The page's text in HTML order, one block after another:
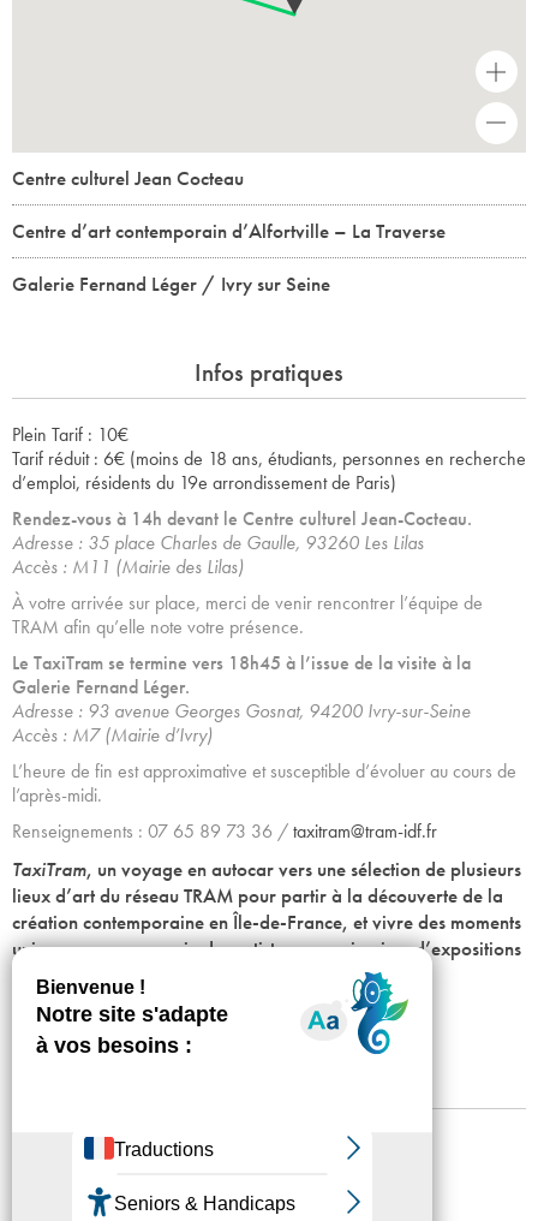
+
Centre culturel Jean Cocteau
Centre d’art contemporain d’Alfortville – La Traverse
Galerie Fernand Léger / Ivry sur Seine
Infos pratiques
Plein Tarif : 10€
Tarif réduit : 6€ (moins de 18 ans, étudiants, personnes en recherche
d’emploi, résidents du 19e arrondissement de Paris)
Rendez-vous à 14h devant le Centre culturel Jean-Cocteau.
Adresse : 35 place Charles de Gaulle, 93260 Les Lilas
Accès : M11 (Mairie des Lilas)
À votre arrivée sur place, merci de venir rencontrer l’équipe de
TRAM afin qu’elle note votre présence.
Le TaxiTram se termine vers 18h45 à l’issue de la visite à la
Galerie Fernand Léger.
Adresse : 93 avenue Georges Gosnat, 94200 Ivry-sur-Seine
Accès : M7 (Mairie d’Ivry)
L’heure de fin est approximative et susceptible d’évoluer au cours de
l’après-midi.
Renseignements : 07 65 89 73 36 /taxitram@tram-idf.fr
TaxiTram, un voyage en autocar vers une sélection de plusieurs
lieux d’art du réseau TRAM pour partir à la découverte de la
création contemporaine en Île-de-France, et vivre des moments
uniques, en compagnie des artistes, commissaires d’expositions
ou des équipes.
ici
Accessibilité